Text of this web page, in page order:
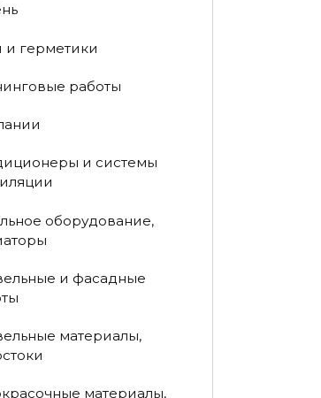
и герметики
работы
и системы
оборудование,
и фасадные
материалы,
материалы,